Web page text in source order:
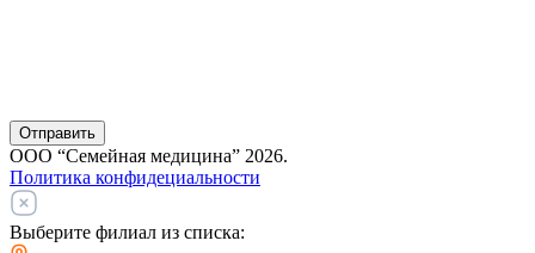
Отправить
ООО “Семейная медицина” 2026.
Политика конфидециальности
Выберите филиал из списка: